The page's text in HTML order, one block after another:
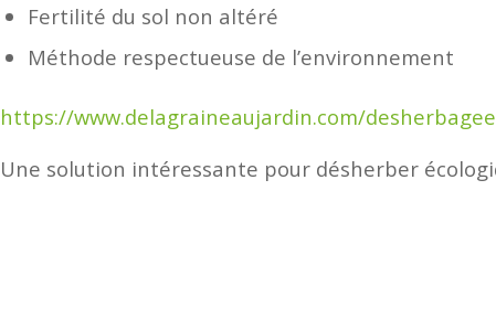
Fertilité du sol non altéré
Méthode respectueuse de l’environnement
https://www.delagraineaujardin.com/
Une solution intéressante pour désherber